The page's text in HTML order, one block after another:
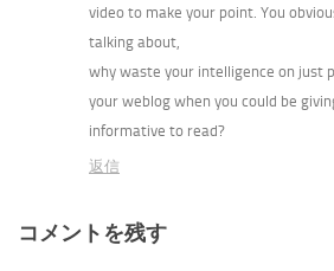
video to make your point. You
talking about,
why waste your intelligence on just
your weblog when you could be
informative to read?
返信
コメントを残す